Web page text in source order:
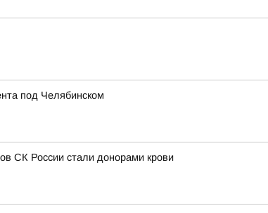
под Челябинском
СК России стали донорами крови